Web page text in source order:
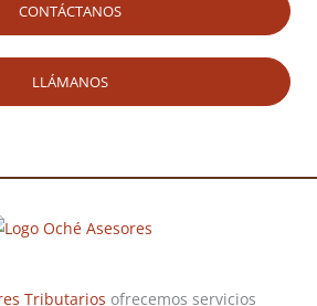
CONTÁCTANOS
LLÁMANOS
Tributarios ofrecemos servicios